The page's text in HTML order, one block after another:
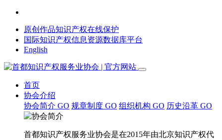
原创作品知识产权在线保护
国际知识产权信息资源数据库平台
English
首页
协会介绍
协会简介 GO 规章制度 GO 组织机构 GO 历史沿革 GO
首都知识产权服务业协会是在2015年由北京知识产权代